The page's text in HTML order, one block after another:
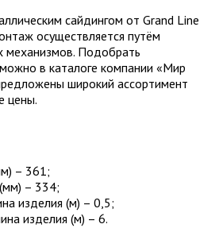
сайдингом от Grand Line
осуществляется путём
механизмов. Подобрать
в каталоге компании «Мир
широкий ассортимент
цены.
– 361;
– 334;
изделия (м) – 0,5;
изделия (м) – 6.